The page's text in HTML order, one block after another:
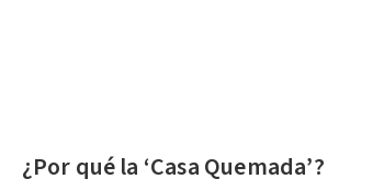
¿Por qué la ‘Casa Quemada’?